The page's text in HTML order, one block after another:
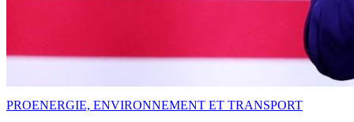
PROENERGIE, ENVIRONNEMENT ET TRANSPORT